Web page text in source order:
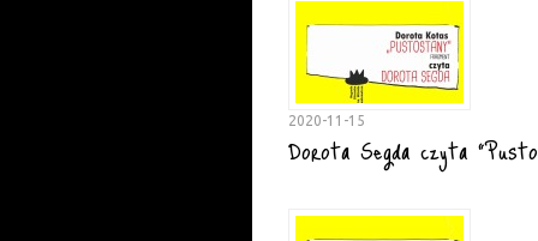
2020-11-15
Dorota Segda czyta